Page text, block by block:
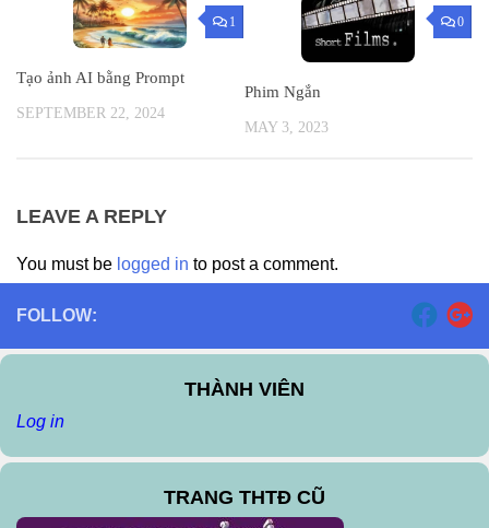
1
Tạo ảnh AI bằng Prompt
SEPTEMBER 22, 2024
0
Phim Ngắn
MAY 3, 2023
LEAVE A REPLY
You must be logged in to post a comment.
FOLLOW:
THÀNH VIÊN
Log in
TRANG THTĐ CŨ